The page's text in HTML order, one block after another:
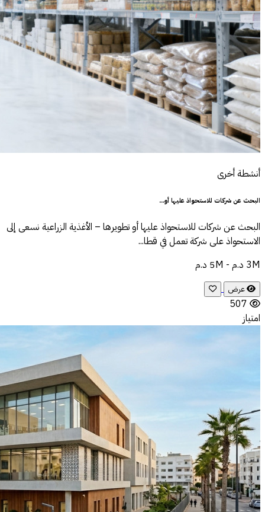
أنشطة أخرى
البحث عن شركات للاستحواذ عليها أو...
البحث عن شركات للاستحواذ عليها أو تطويرها – الأغذية الزراعية نسعى إلى
الاستحواذ على شركة تعمل في قطا...
3M د.م - 5M د.م
عرض
507
امتياز